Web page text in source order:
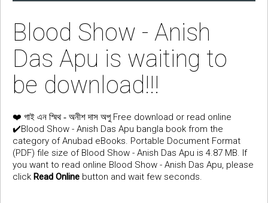
Blood Show - Anish
Das Apu is waiting to
be download!!!
❤️ গাই এন স্মিথ - অনীশ দাস অপুFree download or read online
✔️Blood Show - Anish Das Apu bangla book from the
category of Anubad eBooks. Portable Document Format
(PDF) file size of Blood Show - Anish Das Apu is 4.87 MB. If
you want to read online Blood Show - Anish Das Apu, please
click Read Online button and wait few seconds.